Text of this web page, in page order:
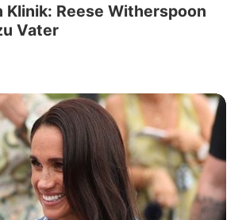
Klinik: Reese Witherspoon
Vater